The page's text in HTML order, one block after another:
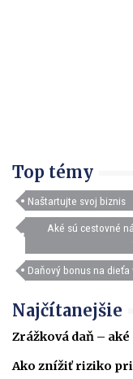
Top témy
Naštartujte svoj biznis
Aké sú cestovné
Daňový bonus na dieťa
Najčítanejšie
Zrážková daň –
Ako znížiť riziko